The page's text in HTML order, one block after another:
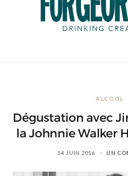
ALCOOL
Dégustation avec
la Johnnie Walker
14 JUIN 2016 UN